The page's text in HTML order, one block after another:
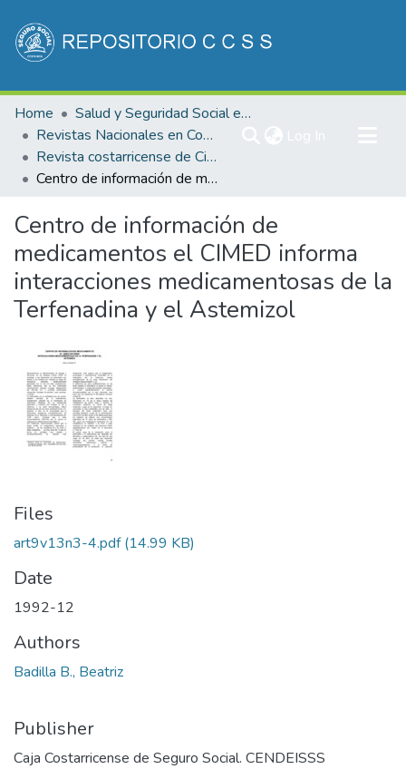
Communities & Collections
All of DSpace
Statistics
Home
Salud y Seguridad Social en Costa Rica
Revistas Nacionales en Costa Rica
Revista costarricense de Ciencias Médicas
Centro de información de medicamentos el CIMED informa interacciones medicamentosas de la Terfenadina y el Astemizol
Centro de información de
medicamentos el CIMED informa
interacciones medicamentosas de la
Terfenadina y el Astemizol
Files
art9v13n3-4.pdf(14.99 KB)
Date
1992-12
Authors
Badilla B., Beatriz
Publisher
Caja Costarricense de Seguro Social. CENDEISSS